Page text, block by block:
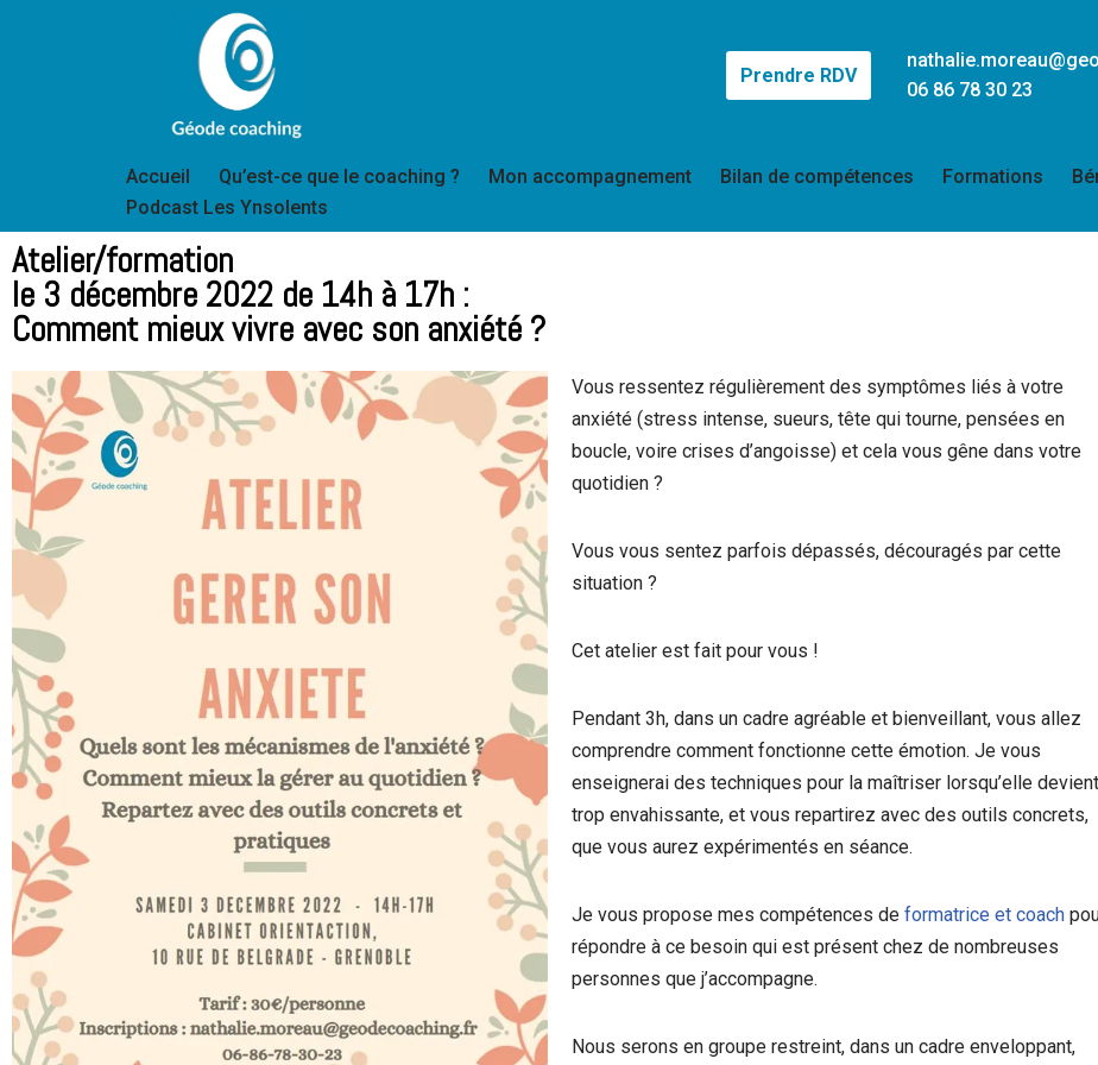
Prendre RDV
06 86 78 30 23
Accueil Qu’est-ce que le coaching ? Mon accompagnement Bilan de compétences Formations
Podcast Les Ynsolents
Atelier/formation
le 3 décembre 2022 de 14h à 17h :
Comment mieux vivre avec son anxiété ?
Vous ressentez régulièrement des symptômes liés à votre
anxiété (stress intense, sueurs, tête qui tourne, pensées en
boucle, voire crises d’angoisse) et cela vous gêne dans votre
quotidien ?
Vous vous sentez parfois dépassés, découragés par cette
situation ?
Cet atelier est fait pour vous !
Pendant 3h, dans un cadre agréable et bienveillant, vous allez
comprendre comment fonctionne cette émotion. Je vous
enseignerai des techniques pour la maîtriser lorsqu’elle devient
trop envahissante, et vous repartirez avec des outils concrets,
que vous aurez expérimentés en séance.
Je vous propose mes compétences deformatrice et coach
répondre à ce besoin qui est présent chez de nombreuses
personnes que j’accompagne.
Nous serons en groupe restreint, dans un cadre enveloppant,